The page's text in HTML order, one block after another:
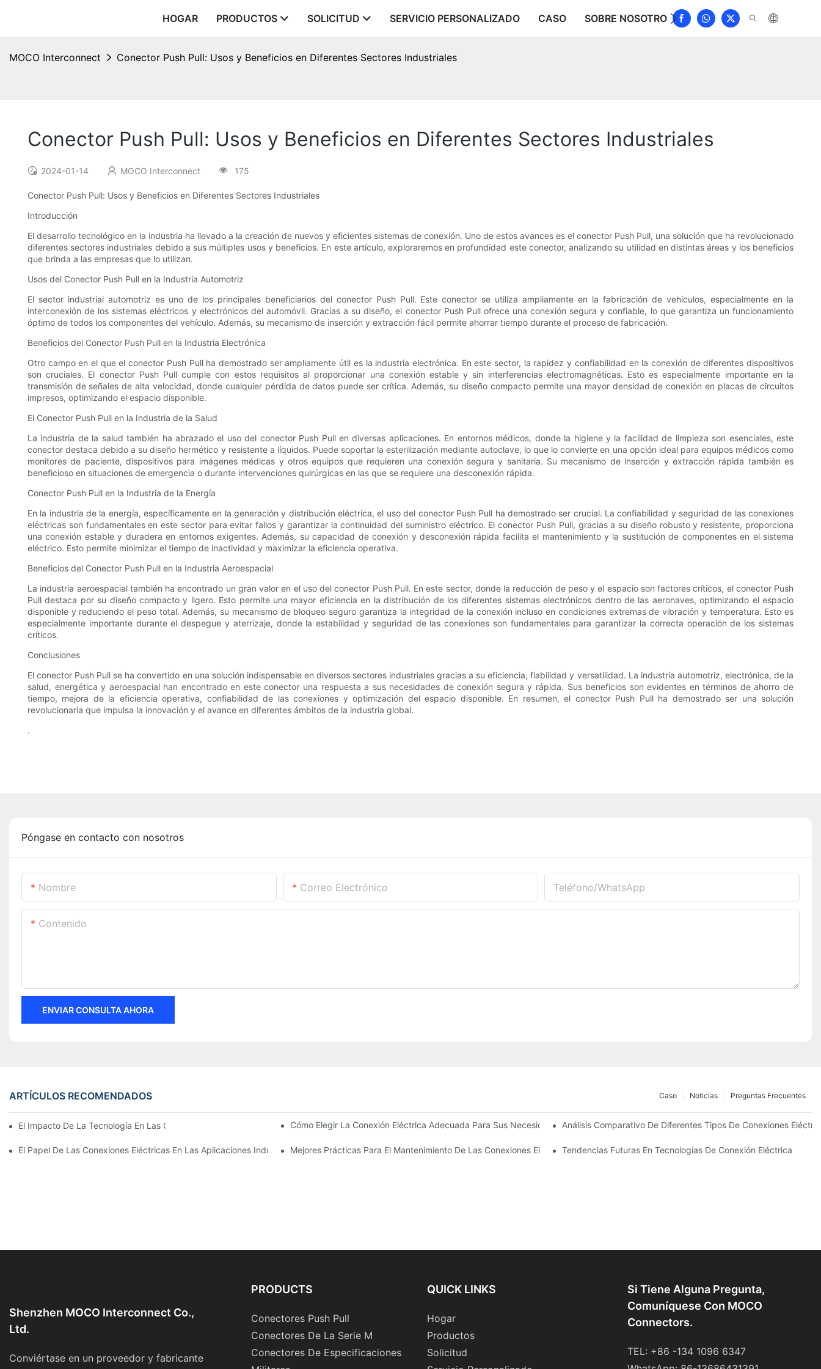
HOGAR PRODUCTOS SOLICITUD SERVICIO PERSONALIZADO CASO SOBRE NOSOTROS NOTICIAS DESCARGAR
MOCO Interconnect Conector Push Pull: Usos y Beneficios en Diferentes Sectores Industriales
Conector Push Pull: Usos y Beneficios en Diferentes Sectores Industriales
2024-01-14 MOCO Interconnect 175
Conector Push Pull: Usos y Beneficios en Diferentes Sectores Industriales
Introducción
El desarrollo tecnológico en la industria ha llevado a la creación de nuevos y eficientes sistemas de conexión. Uno de estos avances es el conector Push Pull, una solución que ha revolucionado
diferentes sectores industriales debido a sus múltiples usos y beneficios. En este artículo, exploraremos en profundidad este conector, analizando su utilidad en distintas áreas y los beneficios
que brinda a las empresas que lo utilizan.
Usos del Conector Push Pull en la Industria Automotriz
El sector industrial automotriz es uno de los principales beneficiarios del conector Push Pull. Este conector se utiliza ampliamente en la fabricación de vehículos, especialmente en la
interconexión de los sistemas eléctricos y electrónicos del automóvil. Gracias a su diseño, el conector Push Pull ofrece una conexión segura y confiable, lo que garantiza un funcionamiento
óptimo de todos los componentes del vehículo. Además, su mecanismo de inserción y extracción fácil permite ahorrar tiempo durante el proceso de fabricación.
Beneficios del Conector Push Pull en la Industria Electrónica
Otro campo en el que el conector Push Pull ha demostrado ser ampliamente útil es la industria electrónica. En este sector, la rapidez y confiabilidad en la conexión de diferentes dispositivos
son cruciales. El conector Push Pull cumple con estos requisitos al proporcionar una conexión estable y sin interferencias electromagnéticas. Esto es especialmente importante en la
transmisión de señales de alta velocidad, donde cualquier pérdida de datos puede ser crítica. Además, su diseño compacto permite una mayor densidad de conexión en placas de circuitos
impresos, optimizando el espacio disponible.
El Conector Push Pull en la Industria de la Salud
La industria de la salud también ha abrazado el uso del conector Push Pull en diversas aplicaciones. En entornos médicos, donde la higiene y la facilidad de limpieza son esenciales, este
conector destaca debido a su diseño hermético y resistente a líquidos. Puede soportar la esterilización mediante autoclave, lo que lo convierte en una opción ideal para equipos médicos como
monitores de paciente, dispositivos para imágenes médicas y otros equipos que requieren una conexión segura y sanitaria. Su mecanismo de inserción y extracción rápida también es
beneficioso en situaciones de emergencia o durante intervenciones quirúrgicas en las que se requiere una desconexión rápida.
Conector Push Pull en la Industria de la Energía
En la industria de la energía, específicamente en la generación y distribución eléctrica, el uso del conector Push Pull ha demostrado ser crucial. La confiabilidad y seguridad de las conexiones
eléctricas son fundamentales en este sector para evitar fallos y garantizar la continuidad del suministro eléctrico. El conector Push Pull, gracias a su diseño robusto y resistente, proporciona
una conexión estable y duradera en entornos exigentes. Además, su capacidad de conexión y desconexión rápida facilita el mantenimiento y la sustitución de componentes en el sistema
eléctrico. Esto permite minimizar el tiempo de inactividad y maximizar la eficiencia operativa.
Beneficios del Conector Push Pull en la Industria Aeroespacial
La industria aeroespacial también ha encontrado un gran valor en el uso del conector Push Pull. En este sector, donde la reducción de peso y el espacio son factores críticos, el conector Push
Pull destaca por su diseño compacto y ligero. Esto permite una mayor eficiencia en la distribución de los diferentes sistemas electrónicos dentro de las aeronaves, optimizando el espacio
disponible y reduciendo el peso total. Además, su mecanismo de bloqueo seguro garantiza la integridad de la conexión incluso en condiciones extremas de vibración y temperatura. Esto es
especialmente importante durante el despegue y aterrizaje, donde la estabilidad y seguridad de las conexiones son fundamentales para garantizar la correcta operación de los sistemas
críticos.
Conclusiones
El conector Push Pull se ha convertido en una solución indispensable en diversos sectores industriales gracias a su eficiencia, fiabilidad y versatilidad. La industria automotriz, electrónica, de la
salud, energética y aeroespacial han encontrado en este conector una respuesta a sus necesidades de conexión segura y rápida. Sus beneficios son evidentes en términos de ahorro de
tiempo, mejora de la eficiencia operativa, confiabilidad de las conexiones y optimización del espacio disponible. En resumen, el conector Push Pull ha demostrado ser una solución
revolucionaria que impulsa la innovación y el avance en diferentes ámbitos de la industria global.
.
Póngase en contacto con nosotros
Nombre Correo Electrónico Teléfono/WhatsApp
Contenido
ENVIAR CONSULTA AHORA
ARTÍCULOS RECOMENDADOS Preguntas Frecuentes
Noticias
Caso
El Impacto De La Tecnología En Las Conexiones Eléctricas En La ElectrónicaCómo Elegir La Conexión Eléctrica Adecuada Para Sus NecesidadesAnálisis Comparativo De Diferentes Tipos De Conexiones
El Papel De Las Conexiones Eléctricas En Las Aplicaciones IndustrialesMejores Prácticas Para El Mantenimiento De Las Conexiones EléctricasTendencias Futuras En Tecnologías De Conexión Eléctrica
Shenzhen MOCO Interconnect Co.,
Ltd.
Conviértase en un proveedor y fabricante
PRODUCTS
Conectores Push Pull
Conectores De La Serie M
Conectores De Especificaciones
QUICK LINKS
Hogar
Productos
Solicitud
Si Tiene Alguna Pregunta,
Comuníquese Con MOCO
Connectors.
TEL: +86 -134 1096 6347